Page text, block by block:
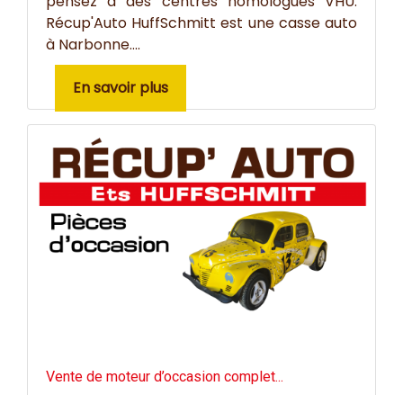
Récup'Auto HuffSchmitt est une casse auto
à Narbonne....
En savoir plus
Vente de moteur d’occasion complet...